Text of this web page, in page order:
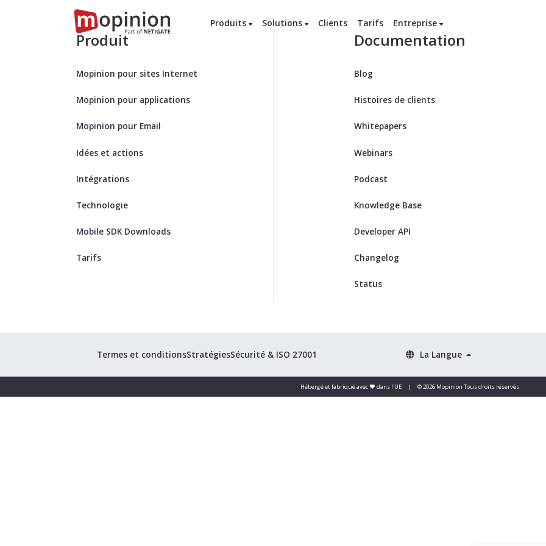
Produits Solutions Clients Tarifs Entreprise
Produit
Mopinion pour sites Internet
Mopinion pour applications
Mopinion pour Email
Idées et actions
Intégrations
Technologie
Mobile SDK Downloads
Tarifs
Documentation
Blog
Histoires de clients
Whitepapers
Webinars
Podcast
Knowledge Base
Developer API
Changelog
Status
Termes et conditionsStratégiesSécurité & ISO 27001 La Langue
Hébergé et fabriqué avec ❤️ dans l'UE | © 2026 Mopinion Tous droits réservés